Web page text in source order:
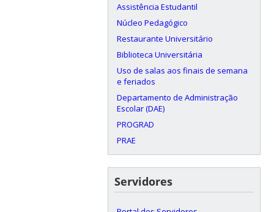
Assistência Estudantil
Núcleo Pedagógico
Restaurante Universitário
Biblioteca Universitária
Uso de salas aos finais de semana
e feriados
Departamento de Administração
Escolar (DAE)
PROGRAD
PRAE
Servidores